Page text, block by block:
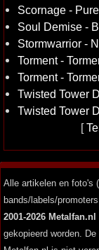
Scornage -
Soul Demise -
Stormwarrior -
Torment -
Torment -
Twisted Tower
Twisted Tower
[
Alle artikelen en foto's
bands/labels/
2001-2026 Metalfan.nl
gekopieerd worden.